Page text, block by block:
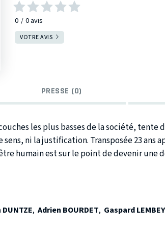
0 0avis
VOTRE AVIS
PRESSE (0)
les plus basses de la société, tente
ni la justification. Transposée 23 ans
humain est sur le point de devenir une
d’amour au coeur d’un système rongé
et constituée de tableaux inachevés,
dit long sur l’incohérence du monde. Un
revisité par le collectif La Cantine.
, Adrien BOURDET, Gaspard